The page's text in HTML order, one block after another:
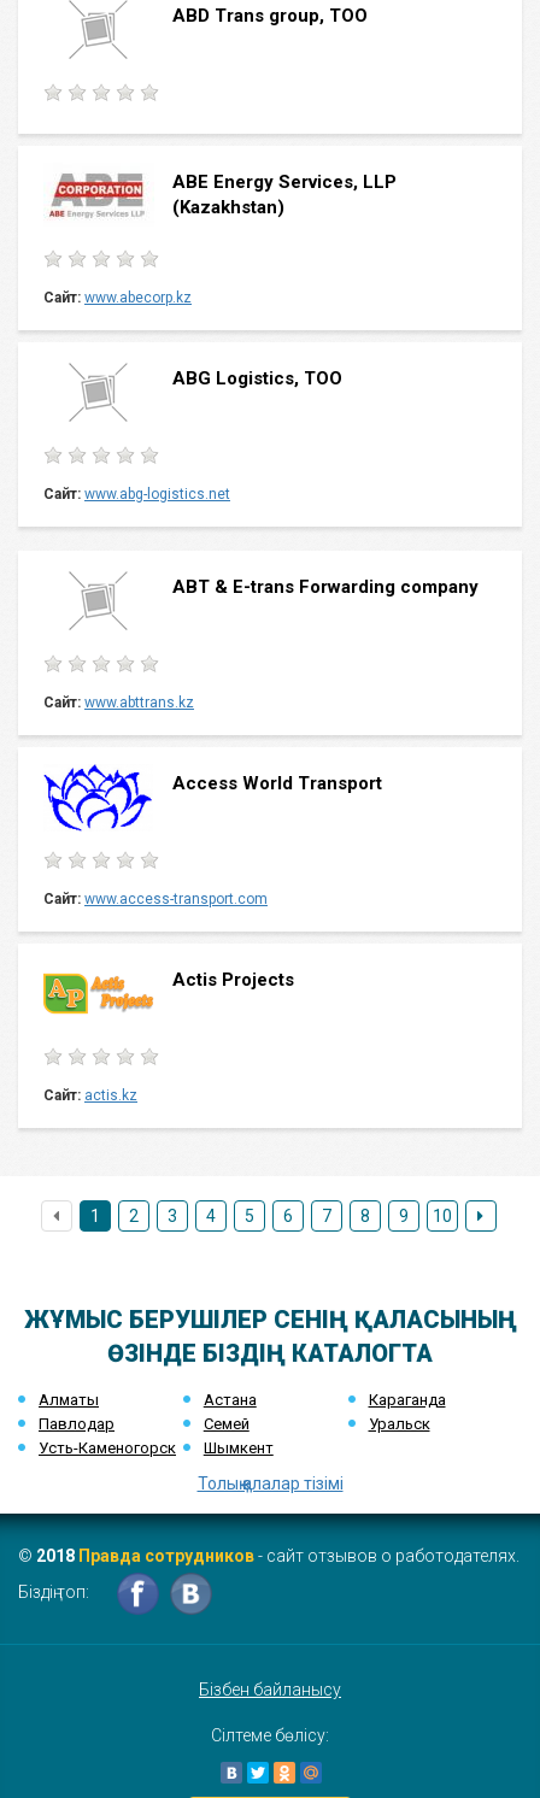
ABD Trans group, ТОО
ABE Energy Services, LLP
(Kazakhstan)
Сайт: www.abecorp.kz
ABG Logistics, ТОО
Сайт: www.abg-logistics.net
ABT & E-trans Forwarding company
Сайт: www.abttrans.kz
Access World Transport
Сайт: www.access-transport.com
Actis Projects
Сайт: actis.kz
1 2 3 4 5 6 7 8 9 10
ЖҰМЫС БЕРУШІЛЕР СЕНІҢ ҚАЛАСЫНЫҢ
ӨЗІНДЕ БІЗДІҢ КАТАЛОГТА
Алматы Астана
Караганда
Павлодар
Семей
Уральск
Усть-Каменогорск
Шымкент
Толық қалалар тізімі
© 2018 Правда сотрудников- сайт отзывов о работодателях.
Біздің топ:
Бізбен байланысу
Сілтеме бөлісу: